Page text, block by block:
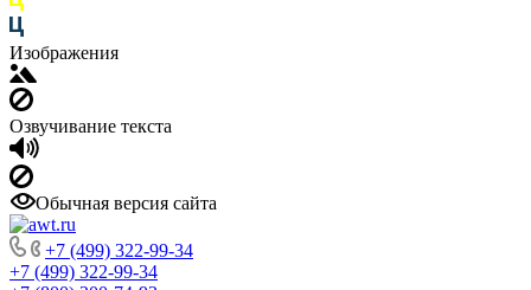
Изображения
Озвучивание текста
Обычная версия сайта
+7 (499) 322-99-34
+7 (499) 322-99-34